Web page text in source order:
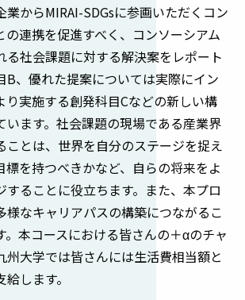
業からMIRAI-SDGsに参画いただくコン
の連携を促進すべく、コンソーシアム
る社会課題に対する解決案をレポート
B、優れた提案については実際にイン
り実施する創発科目Cなどの新しい構
います。社会課題の現場である産業界
ことは、世界を自分のステージを捉え
標を持つべきかなど、自らの将来をよ
することに役立ちます。また、本プロ
様なキャリアパスの構築につながるこ
。本コースにおける皆さんの＋αのチャ
州大学では皆さんには生活費相当額と
します。